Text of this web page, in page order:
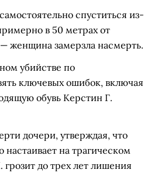
спуститься из-
в 50 метрах от
женщина замерзла насмерть.
убийстве по
ключевых ошибок, включая
обувь Керстин Г.
дочери, утверждая, что
на трагическом
до трех лет лишения